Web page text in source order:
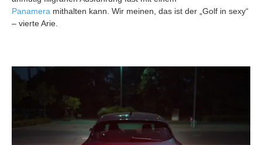
Panamera mithalten kann. Wir meinen, das ist der „Golf in sexy“
– vierte Arie.